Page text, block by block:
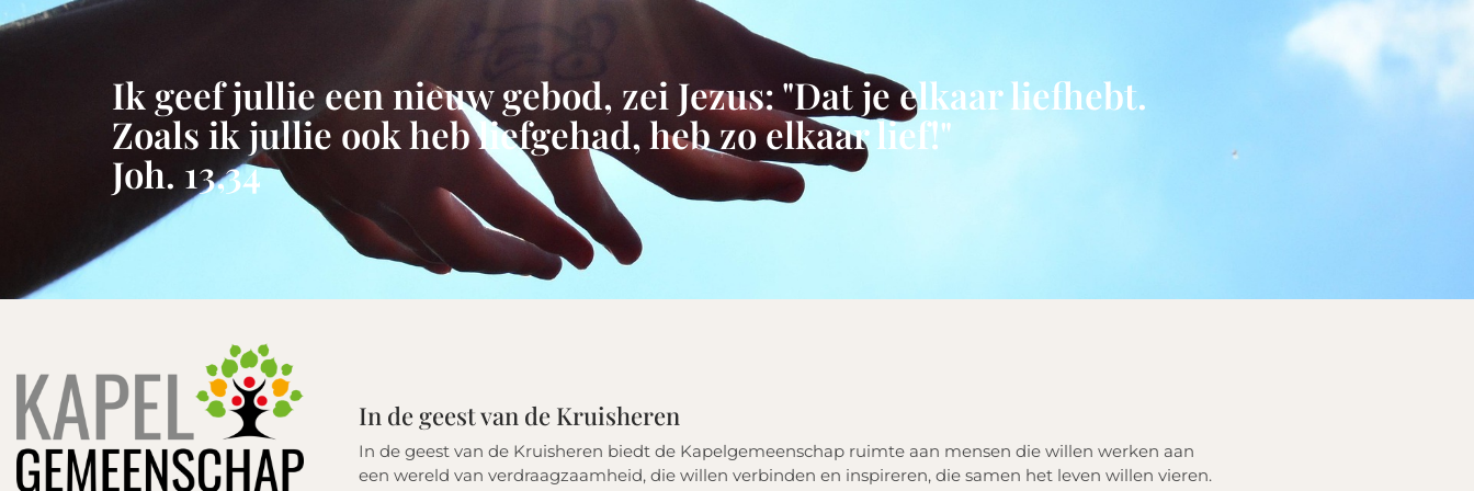
Ik geef jullie een nieuw gebod, zei Jezus: "Dat je elkaar liefhebt.
Zoals ik jullie ook heb liefgehad, heb zo elkaar lief!"
Joh. 13,34
In de geest van de Kruisheren
In de geest van de Kruisheren biedt de Kapelgemeenschap ruimte aan mensen die willen werken aan
een wereld van verdraagzaamheid, die willen verbinden en inspireren, die samen het leven willen vieren.